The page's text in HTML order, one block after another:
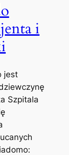
i
jest
Szpitala